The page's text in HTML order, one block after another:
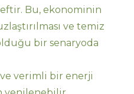
Bu, ekonominin
ve temiz
bir senaryoda
verimli bir enerji